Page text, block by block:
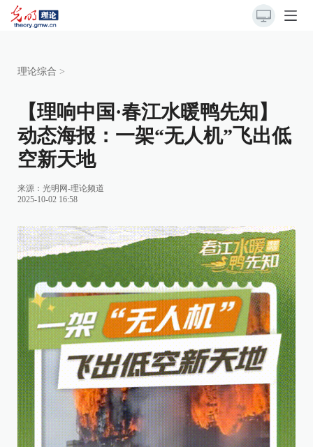
理论综合 >
【理响中国·春江水暖鸭先知】
动态海报：一架“无人机”飞出低
空新天地
来源： 光明网-理论频道
2025-10-02 16:58